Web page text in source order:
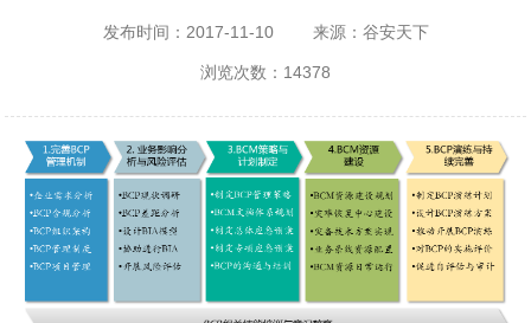
发布时间：2017-11-10 来源：谷安天下
浏览次数：14378